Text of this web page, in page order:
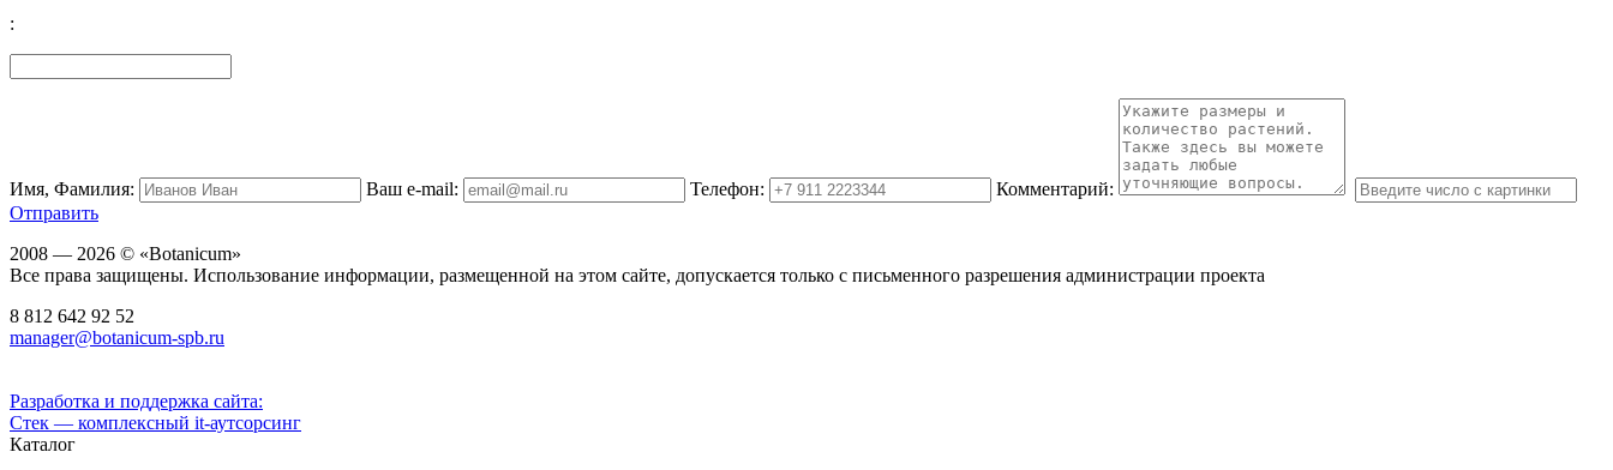
:
Имя, Фамилия: Ваш e-mail: Телефон:
Комментарий:
Отправить
2008 — 2026 © «Botanicum»
Все права защищены. Использование информации, размещенной на этом сайте, допускается только с письменного разрешения администрации проекта
8 812 642 92 52
manager@botanicum-spb.ru
Разработка и поддержка сайта:
Стек — комплексный it-аутсорсинг
Каталог